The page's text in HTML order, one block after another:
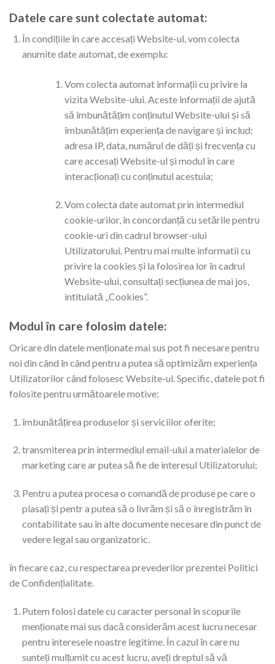
Datele care sunt colectate automat:
În condițiile în care accesați Website-ul, vom colecta
anumite date automat, de exemplu:
Vom colecta automat informații cu privire la
vizita Website-ului. Aceste informații de ajută
să îmbunătățim conținutul Website-ului și să
îmbunătățim experiența de navigare și includ:
adresa IP, data, numărul de dăți și frecvența cu
care accesați Website-ul și modul în care
interacționați cu conținutul acestuia;
Vom colecta date automat prin intermediul
cookie-urilor, în concordanță cu setările pentru
cookie-uri din cadrul browser-ului
Utilizatorului. Pentru mai multe informatii cu
privire la cookies și la folosirea lor în cadrul
Website-ului, consultați secțiunea de mai jos,
intitulată „Cookies”.
Modul în care folosim datele:
Oricare din datele menționate mai sus pot fi necesare pentru
noi din când în când pentru a putea să optimizăm experiența
Utilizatorilor când folosesc Website-ul. Specific, datele pot fi
folosite pentru următoarele motive:
îmbunătățirea produselor și serviciilor oferite;
transmiterea prin intermediul email-ului a materialelor de
marketing care ar putea să fie de interesul Utilizatorului;
Pentru a putea procesa o comandă de produse pe care o
plasați și pentr a putea să o livrăm și să o înregistrăm în
contabilitate sau în alte documente necesare din punct de
vedere legal sau organizatoric.
în fiecare caz, cu respectarea prevederilor prezentei Politici
de Confidențialitate.
Putem folosi datele cu caracter personal în scopurile
menționate mai sus dacă considerăm acest lucru necesar
pentru interesele noastre legitime. În cazul în care nu
sunteți mulțumit cu acest lucru, aveți dreptul să vă